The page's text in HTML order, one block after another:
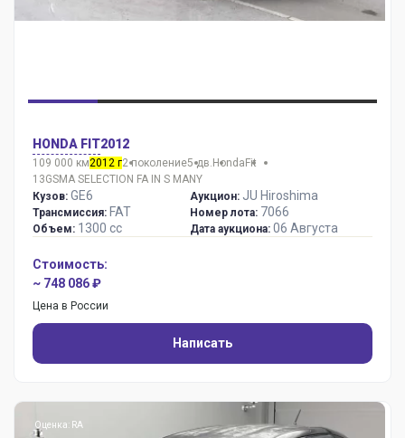
HONDA FIT2012
109 000 км2012 г2 поколение5 дв. Honda Fit
13GSMA SELECTION FA IN S MANY
Кузов: GE6
Трансмиссия: FAT
Объем: 1300 сс
Аукцион: JU Hiroshima
Номер лота: 7066
Дата аукциона: 06 Августа
Стоимость:
~ 748 086 ₽
Цена в России
Написать
Оценка: RA